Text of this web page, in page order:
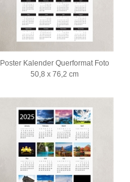
Poster Kalender Querformat Foto
50,8 x 76,2 cm